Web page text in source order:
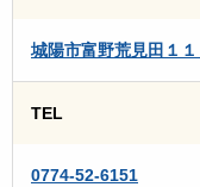
城陽市富野荒見田１
TEL
0774-52-6151